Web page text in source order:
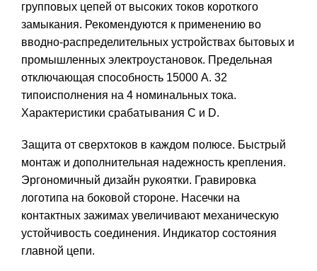
групповых цепей от высоких токов короткого
замыкания. Рекомендуются к применению во
вводно-распределительных устройствах бытовых и
промышленных электроустановок. Предельная
отключающая способность 15000 А. 32
типоисполнения на 4 номинальных тока.
Характеристики срабатывания С и D.
Защита от сверхтоков в каждом полюсе. Быстрый
монтаж и дополнительная надежность крепления.
Эргономичный дизайн рукоятки. Гравировка
логотипа на боковой стороне. Насечки на
контактных зажимах увеличивают механическую
устойчивость соединения. Индикатор состояния
главной цепи.